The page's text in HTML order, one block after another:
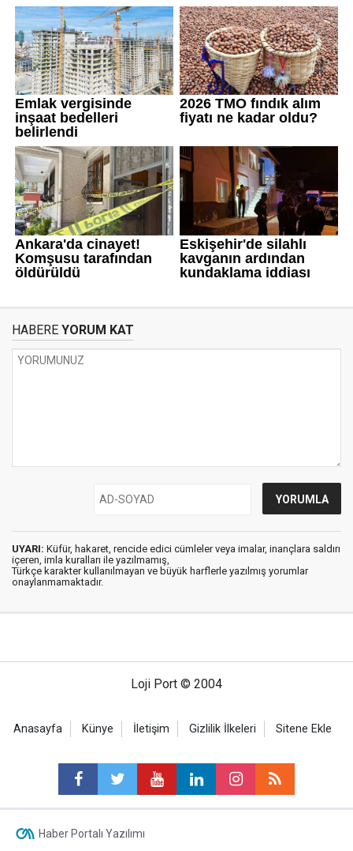
HABERE YORUM KAT
UYARI: Küfür, hakaret, rencide edici cümleler veya imalar, inançlara saldırı
içeren, imla kuralları ile yazılmamış,
Türkçe karakter kullanılmayan ve büyük harflerle yazılmış yorumlar
onaylanmamaktadır.
Loji Port © 2004
Anasayfa Künye İletişim Gizlilik İlkeleri Sitene Ekle
Haber Portalı Yazılımı